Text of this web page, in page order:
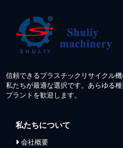
信頼できるプラスチックリサイクル機
私たちが最適な選択です。あらゆる
プラントを歓迎します。
私たちについて
会社概要